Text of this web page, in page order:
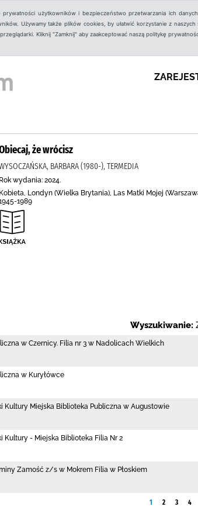
użytkowników i bezpieczeństwo przetwarzania ich
Używamy także plików cookies, by ułatwić korzystanie z
Kliknij "Zamknij" aby zaakceptować naszą politykę
że wrócisz
BARBARA (1980-), TERMEDIA
Rok wydania: 2024.
Kobieta, Londyn (Wielka Brytania), Las Matki Mojej
1989
Wyszukiwanie:
w Czernicy. Filia nr 3 w Nadolicach Wielkich
w Kuryłówce
Kultury Miejska Biblioteka Publiczna w Augustowie
Kultury - Miejska Biblioteka Filia Nr 2
Zamość z/s w Mokrem Filia w Płoskiem
1 2 3 4